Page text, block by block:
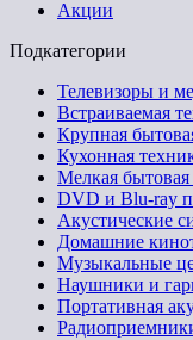
Акции
Подкатегории
Телевизоры и
Встраиваемая
Крупная
Кухонная
Мелкая бытовая
DVD и Blu-ray
Акустические
Домашние
Музыкальные
Наушники и
Портативная